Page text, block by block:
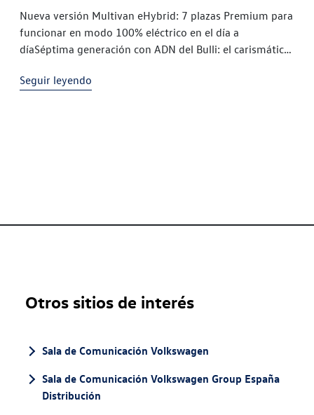
Nueva versión Multivan eHybrid: 7 plazas Premium para
funcionar en modo 100% eléctrico en el día a
díaSéptima generación con ADN del Bulli: el carismático
predecesores y
Seguir leyendo
Otros sitios de interés
Sala de Comunicación Volkswagen
Sala de Comunicación Volkswagen Group España
Distribución